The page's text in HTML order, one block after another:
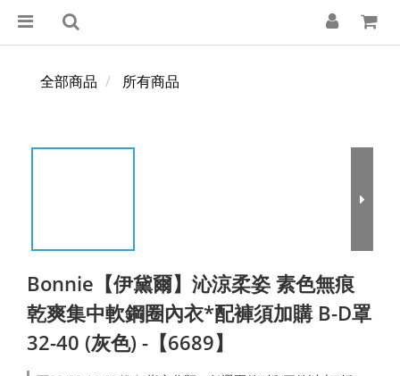
全部商品 所有商品
Bonnie【伊黛爾】沁涼柔姿 素色無痕
乾爽集中軟鋼圈內衣*配褲須加購 B-D罩
32-40 (灰色) -【6689】